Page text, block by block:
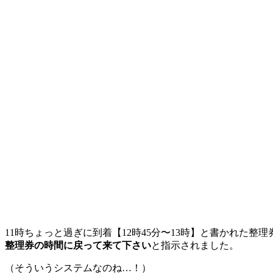
11時ちょっと過ぎに到着【12時45分〜13時】と書かれた整理
整理券の時間に戻って来て下さいと指示されました。
（そういうシステムなのね…！）